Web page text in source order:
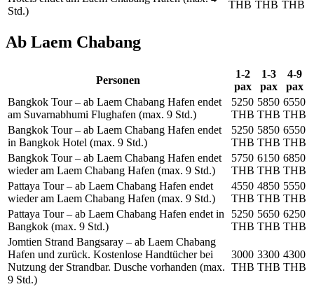
Std.)
THB THB THB
Ab Laem Chabang
Personen
1-2
pax
1-3
pax
4-9
pax
Bangkok Tour – ab Laem Chabang Hafen endet
am Suvarnabhumi Flughafen (max. 9 Std.)
5250
THB
5850
THB
6550
THB
Bangkok Tour – ab Laem Chabang Hafen endet
in Bangkok Hotel (max. 9 Std.)
5250
THB
5850
THB
6550
THB
Bangkok Tour – ab Laem Chabang Hafen endet
wieder am Laem Chabang Hafen (max. 9 Std.)
5750
THB
6150
THB
6850
THB
Pattaya Tour – ab Laem Chabang Hafen endet
wieder am Laem Chabang Hafen (max. 9 Std.)
4550
THB
4850
THB
5550
THB
Pattaya Tour – ab Laem Chabang Hafen endet in
Bangkok (max. 9 Std.)
5250
THB
5650
THB
6250
THB
Jomtien Strand Bangsaray – ab Laem Chabang
Hafen und zurück. Kostenlose Handtücher bei
Nutzung der Strandbar. Dusche vorhanden (max.
9 Std.)
3000
THB
3300
THB
4300
THB